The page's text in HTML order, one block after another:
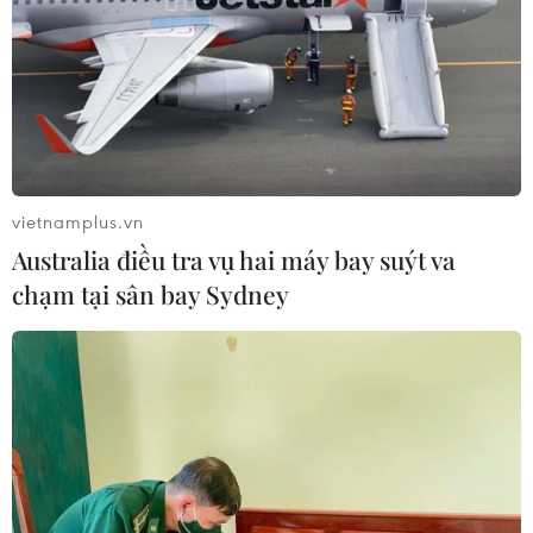
TIN CÙNG CHUYÊN MỤC
Hà Nội: Lại xảy ra cháy nhà xưởng tại
09/08/2026 10:24
Sơn La: Bắt hai đối tượng mua bán
ma túy, thu giữ hơn 3.500 viên hồng
09/08/2026 10:19
Ngành đường sắt hướng tới mục tiêu
vietnamplus.vn
Australia điều tra vụ hai máy bay suýt va
chạm tại sân bay Sydney